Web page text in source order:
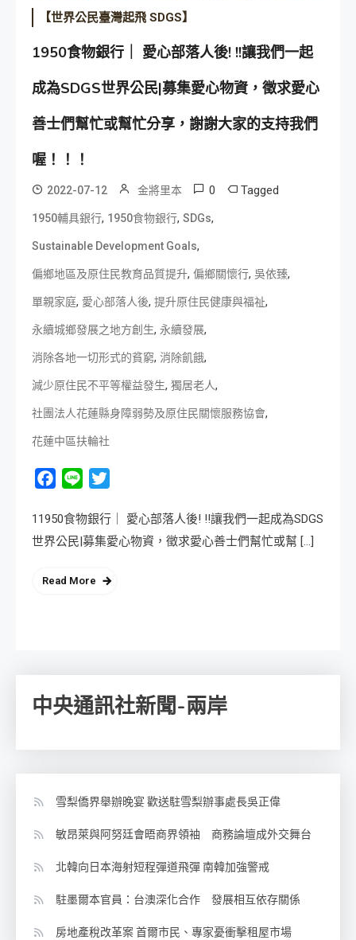
【世界公民臺灣起飛 SDGS】
1950食物銀行｜ 愛心部落人後! !!讓我們一起
成為SDGS世界公民|募集愛心物資，徵求愛心
善士們幫忙或幫忙分享，謝謝大家的支持我們
喔！！！
2022-07-12 金將里本 0 Tagged
1950輔具銀行, 1950食物銀行, SDGs,
Sustainable Development Goals,
偏鄉地區及原住民教育品質提升, 偏鄉關懷行, 吳依臻,
單親家庭, 愛心部落人後, 提升原住民健康與福祉,
永續城鄉發展之地方創生, 永續發展,
消除各地一切形式的貧窮, 消除飢餓,
減少原住民不平等權益發生, 獨居老人,
社團法人花蓮縣身障弱勢及原住民關懷服務協會,
花蓮中區扶輪社
Facebook
Line
11950食物銀行｜ 愛心部落人後! !!讓我們一起成為SDGS
世界公民|募集愛心物資，徵求愛心善士們幫忙或幫 […]
Read More
中央通訊社新聞-兩岸
雪梨僑界舉辦晚宴 歡送駐雪梨辦事處長吳正偉
敏昂萊與阿努廷會晤商界領袖 商務論壇成外交舞台
北韓向日本海射短程彈道飛彈 南韓加強警戒
駐墨爾本官員：台澳深化合作 發展相互依存關係
房地產稅改革案 首爾市民、專家憂衝擊租屋市場